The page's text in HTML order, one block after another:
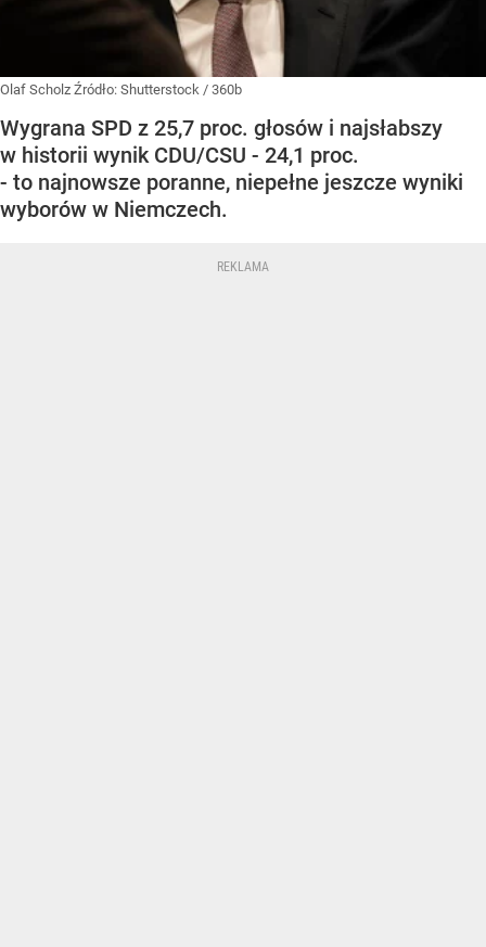
Olaf Scholz Źródło: Shutterstock / 360b
Wygrana SPD z 25,7 proc. głosów i najsłabszy
w historii wynik CDU/CSU - 24,1 proc.
- to najnowsze poranne, niepełne jeszcze wyniki
wyborów w Niemczech.